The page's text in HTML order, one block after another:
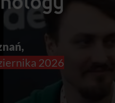
2026